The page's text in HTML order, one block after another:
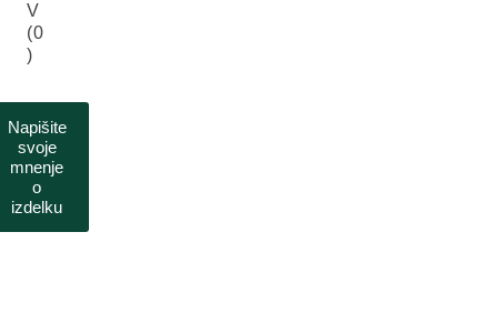
V
(0
)
Napišite
svoje
mnenje
o
izdelku